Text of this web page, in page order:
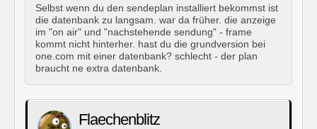
Selbst wenn du den sendeplan installiert bekommst ist
die datenbank zu langsam. war da früher. die anzeige
im "on air" und "nachstehende sendung" - frame
kommt nicht hinterher. hast du die grundversion bei
one.com mit einer datenbank? schlecht - der plan
braucht ne extra datenbank.
Flaechenblitz